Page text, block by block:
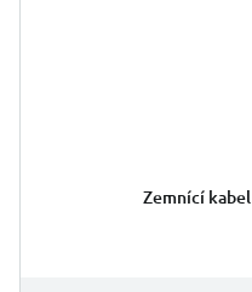
Zemnící kabel